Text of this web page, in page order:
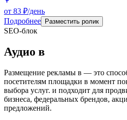
от 83 ₽/день
Подробнее
Разместить ролик
SEO-блок
Аудио в
Размещение рекламы в — это
посетителям площадки в момент
выбора услуг. и подходит для
бизнеса, федеральных брендов,
предложений.